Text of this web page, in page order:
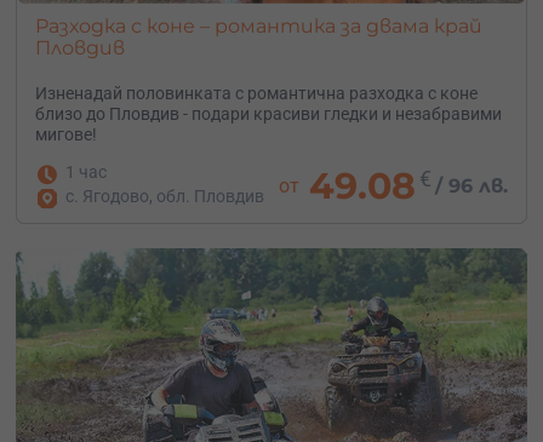
Разходка с коне – романтика за двама край
Пловдив
Изненадай половинката с романтична разходка с коне
близо до Пловдив - подари красиви гледки и незабравими
мигове!
1 час
с. Ягодово, обл. Пловдив
от 49.08 € /96 лв.